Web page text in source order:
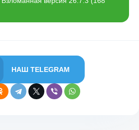
НАШ TELEGRAM